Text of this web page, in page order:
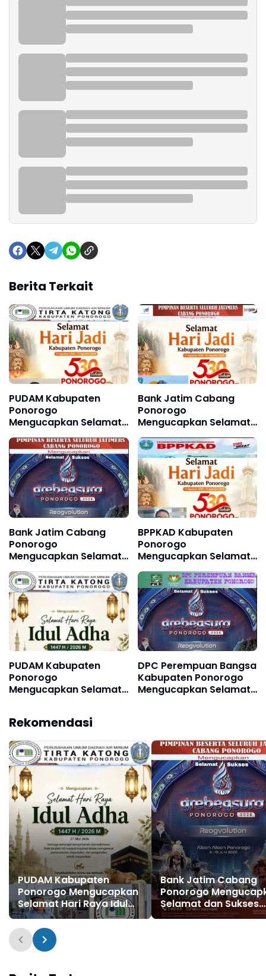
Berita Terkait
PUDAM Kabupaten
Ponorogo
Mengucapkan Selamat
Hari Jadi Kabupaten
Ponorogo ke 530 11
Agustus 1496 - 11
Agustus 2026
Bank Jatim Cabang
Ponorogo
Mengucapkan Selamat
Hari Jadi Kabupaten
Ponorogo ke 530, 11
Agustus 1496 - 11
Agustus 2026
Bank Jatim Cabang
Ponorogo
Mengucapkan Selamat
dan Sukses Grebeg
Suro, Festival Reog
Remaja XXII & Festival
Nasional Reog
Ponorogo XXXI Tahun
2026
BPPKAD Kabupaten
Ponorogo
Mengucapkan Selamat
Hari Jadi Kabupaten
Ponorogo ke 530, 11
Agustus 1496 - 11
Agustus 2026
PUDAM Kabupaten
Ponorogo
Mengucapkan Selamat
DPC Perempuan Bangsa
Kabupaten Ponorogo
Mengucapkan Selamat
Rekomendasi
PUDAM Kabupaten
Ponorogo Mengucapkan
Selamat Hari Raya Idul
Adha 1447 H / 2026 M
Bank Jatim Cabang
Ponorogo
Selamat dan Sukses
Grebeg Suro, Festival